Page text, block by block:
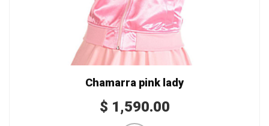
Chamarra pink lady
$ 1,590.00